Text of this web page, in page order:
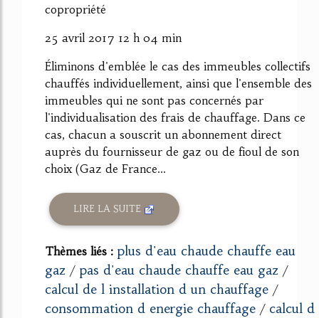
copropriété
25 avril 2017 12 h 04 min
Éliminons d'emblée le cas des immeubles collectifs
chauffés individuellement, ainsi que l'ensemble des
immeubles qui ne sont pas concernés par
l'individualisation des frais de chauffage. Dans ce
cas, chacun a souscrit un abonnement direct
auprès du fournisseur de gaz ou de fioul de son
choix (Gaz de France...
LIRE LA SUITE
Thèmes liés : plus d'eau chaude chauffe eau
gaz / pas d'eau chaude chauffe eau gaz /
calcul de l installation d un chauffage /
consommation d energie chauffage / calcul d